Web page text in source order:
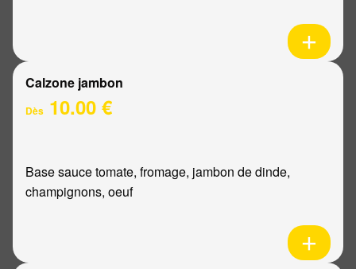
Calzone jambon
Dès 10.00 €
Base sauce tomate, fromage, jambon de dinde,
champignons, oeuf